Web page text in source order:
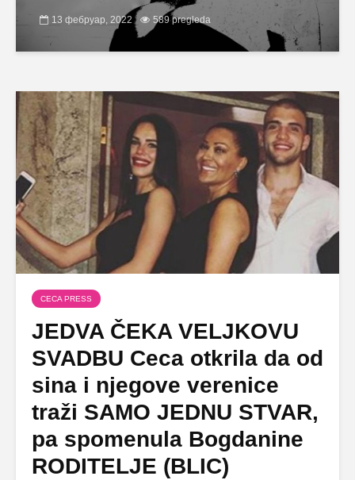
13 фебруар, 2022 589 pregleda
CECA PRESS
JEDVA ČEKA VELJKOVU
SVADBU Ceca otkrila da od
sina i njegove verenice
traži SAMO JEDNU STVAR,
pa spomenula Bogdanine
RODITELJE (BLIC)